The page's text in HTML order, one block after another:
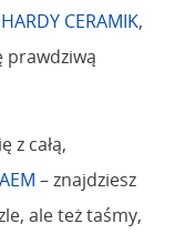
CERAMIK,
prawdziwą
z całą,
– znajdziesz
ale też taśmy,